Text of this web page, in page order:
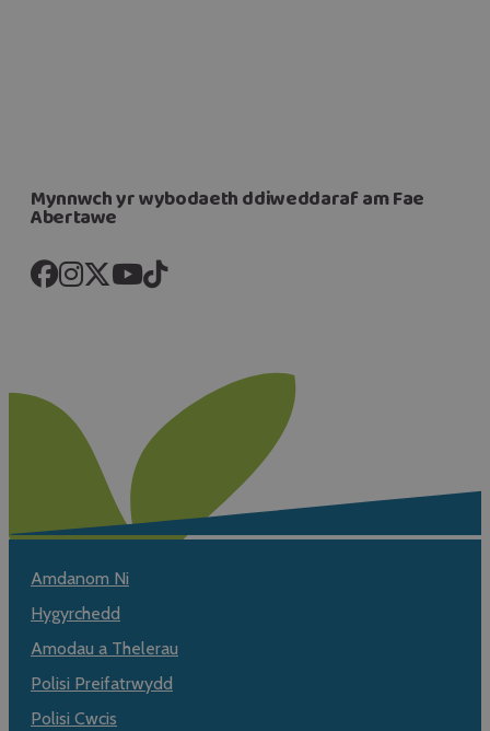
Mynnwch yr wybodaeth ddiweddaraf am Fae
Abertawe
Amdanom Ni
Hygyrchedd
Amodau a Thelerau
Polisi Preifatrwydd
Polisi Cwcis